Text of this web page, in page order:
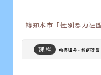
轉知本市「性別暴力社
課程 輔導組長- 教師研習